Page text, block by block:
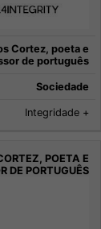
Cortez, poeta e
de português
Sociedade
Integridade +